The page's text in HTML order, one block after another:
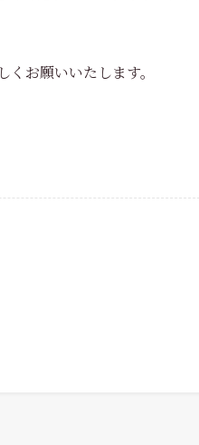
お願いいたします。